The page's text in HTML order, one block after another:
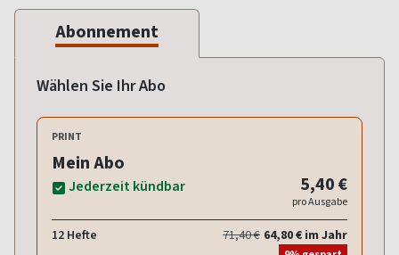
Abonnement
Wählen Sie Ihr Abo
PRINT
Mein Abo
Jederzeit kündbar 5,40 €
pro Ausgabe
12 Hefte 71,40 € 64,80 € im Jahr